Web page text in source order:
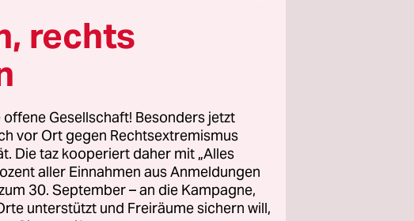
rechts
Gesellschaft! Besonders jetzt
vor Ort gegen Rechtsextremismus
Die taz kooperiert daher mit „Alles
aller Einnahmen aus Anmeldungen
30. September – an die Kampagne,
unterstützt und Freiräume sichern will,